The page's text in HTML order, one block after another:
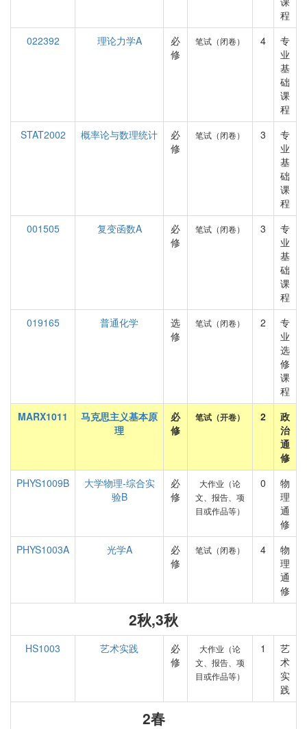
程
022392
理论力学A
必
修
笔试（闭卷） 4
专
业
基
础
课
程
STAT2002
概率论与数理统计
必
修
笔试（闭卷） 3
专
业
基
础
课
程
001505
复变函数A
必
修
笔试（闭卷） 3
专
业
基
础
课
程
019165
普通化学
选
修
笔试（闭卷） 2
专
业
选
修
课
程
MARX1011
马克思主义基本原
理
必
修
笔试（开卷） 2
政
治
通
修
PHYS1009B
大学物理-综合实
验B
必
修
大作业（论
文、报告、项
目或作品等）
0
物
理
通
修
PHYS1003A
光学A
必
修
笔试（闭卷） 4
物
理
通
修
2秋,3秋
HS1003 艺术实践
必
修
大作业（论
文、报告、项
目或作品等）
1
艺
术
实
践
2春